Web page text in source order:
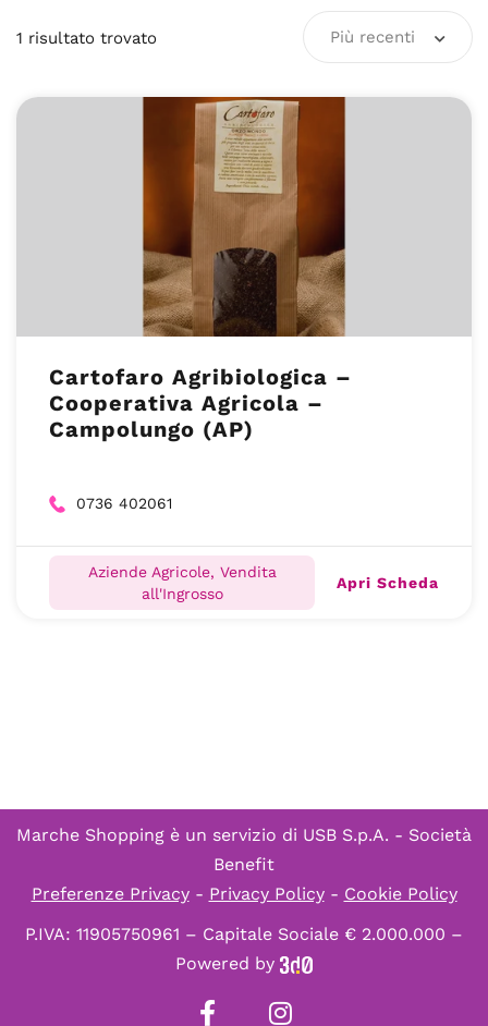
1 risultato trovato Più recenti
Cartofaro Agribiologica –
Cooperativa Agricola –
Campolungo (AP)
0736 402061
Aziende Agricole, Vendita
all'Ingrosso
Apri Scheda
Marche Shopping è un servizio di USB S.p.A. - Società
Benefit
Preferenze Privacy- Privacy Policy- Cookie Policy
P.IVA: 11905750961 – Capitale Sociale € 2.000.000 –
Powered by